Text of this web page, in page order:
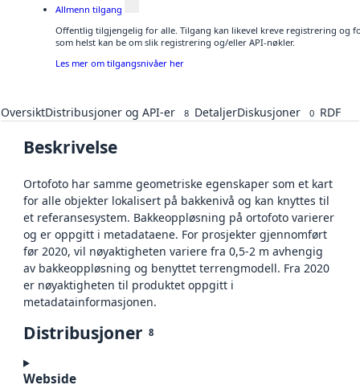
Allmenn tilgang
Offentlig tilgjengelig for alle. Tilgang kan likevel kreve registrering og
som helst kan be om slik registrering og/eller API-nøkler.
Les mer om tilgangsnivåer her
OversiktDistribusjoner og API-er 8 DetaljerDiskusjoner 0 RDF
Beskrivelse
Ortofoto har samme geometriske egenskaper som et kart
for alle objekter lokalisert på bakkenivå og kan knyttes til
et referansesystem. Bakkeoppløsning på ortofoto varierer
og er oppgitt i metadataene. For prosjekter gjennomført
før 2020, vil nøyaktigheten variere fra 0,5-2 m avhengig
av bakkeoppløsning og benyttet terrengmodell. Fra 2020
er nøyaktigheten til produktet oppgitt i
metadatainformasjonen.
Distribusjoner 8
Webside